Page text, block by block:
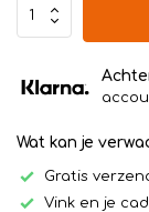
Wat kan je
Gratis
Vink en je